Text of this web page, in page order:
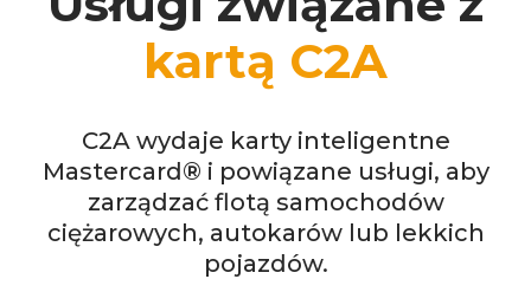
kartą C2A
C2A wydaje karty inteligentne
Mastercard® i powiązane usługi, aby
zarządzać flotą samochodów
ciężarowych, autokarów lub lekkich
pojazdów.